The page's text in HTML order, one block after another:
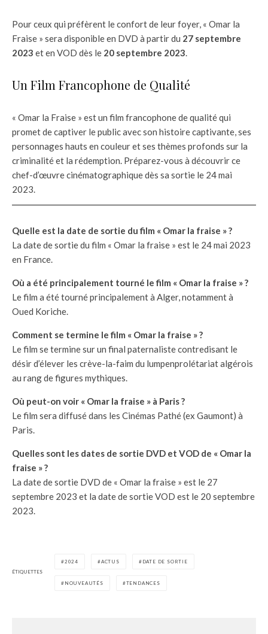
Pour ceux qui préfèrent le confort de leur foyer, « Omar la
Fraise » sera disponible en DVD à partir du 27 septembre
2023 et en VOD dès le 20 septembre 2023.
Un Film Francophone de Qualité
« Omar la Fraise » est un film francophone de qualité qui
promet de captiver le public avec son histoire captivante, ses
personnages hauts en couleur et ses thèmes profonds sur la
criminalité et la rédemption. Préparez-vous à découvrir ce
chef-d’œuvre cinématographique dès sa sortie le 24 mai
2023.
Quelle est la date de sortie du film « Omar la fraise » ?
La date de sortie du film « Omar la fraise » est le 24 mai 2023
en France.
Où a été principalement tourné le film « Omar la fraise » ?
Le film a été tourné principalement à Alger, notamment à
Oued Koriche.
Comment se termine le film « Omar la fraise » ?
Le film se termine sur un final paternaliste contredisant le
désir d’élever les crève-la-faim du lumpenprolétariat algérois
au rang de figures mythiques.
Où peut-on voir « Omar la fraise » à Paris ?
Le film sera diffusé dans les Cinémas Pathé (ex Gaumont) à
Paris.
Quelles sont les dates de sortie DVD et VOD de « Omar la
fraise » ?
La date de sortie DVD de « Omar la fraise » est le 27
septembre 2023 et la date de sortie VOD est le 20 septembre
2023.
ÉTIQUETTES
2024 ACTUS DATE DE SORTIE
NOUVEAUTÉS TENDANCES